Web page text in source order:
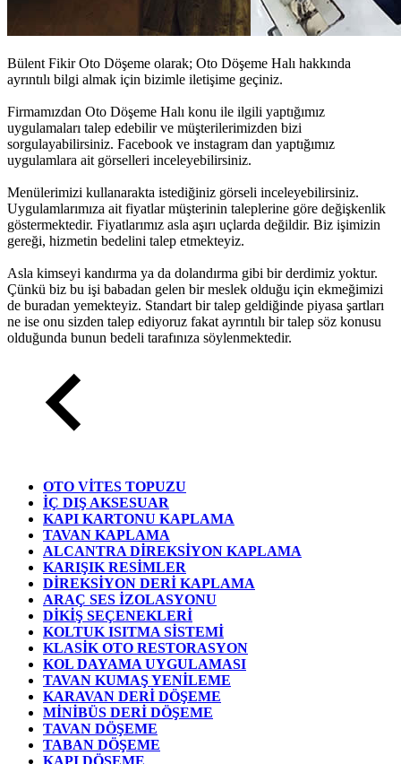
Bülent Fikir Oto Döşeme olarak; Oto Döşeme Halı hakkında
ayrıntılı bilgi almak için bizimle iletişime geçiniz.
Firmamızdan Oto Döşeme Halı konu ile ilgili yaptığımız
uygulamaları talep edebilir ve müşterilerimizden bizi
sorgulayabilirsiniz. Facebook ve instagram dan yaptığımız
uygulamlara ait görselleri inceleyebilirsiniz.
Menülerimizi kullanarakta istediğiniz görseli inceleyebilirsiniz.
Uygulamlarımıza ait fiyatlar müşterinin taleplerine göre değişkenlik
göstermektedir. Fiyatlarımız asla aşırı uçlarda değildir. Biz işimizin
gereği, hizmetin bedelini talep etmekteyiz.
Asla kimseyi kandırma ya da dolandırma gibi bir derdimiz yoktur.
Çünkü biz bu işi babadan gelen bir meslek olduğu için ekmeğimizi
de buradan yemekteyiz. Standart bir talep geldiğinde piyasa şartları
ne ise onu sizden talep ediyoruz fakat ayrıntılı bir talep söz konusu
olduğunda bunun bedeli tarafınıza söylenmektedir.
OTO VİTES TOPUZU
İÇ DIŞ AKSESUAR
KAPI KARTONU KAPLAMA
TAVAN KAPLAMA
ALCANTRA DİREKSİYON KAPLAMA
KARIŞIK RESİMLER
DİREKSİYON DERİ KAPLAMA
ARAÇ SES İZOLASYONU
DİKİŞ SEÇENEKLERİ
KOLTUK ISITMA SİSTEMİ
KLASİK OTO RESTORASYON
KOL DAYAMA UYGULAMASI
TAVAN KUMAŞ YENİLEME
KARAVAN DERİ DÖŞEME
MİNİBÜS DERİ DÖŞEME
TAVAN DÖŞEME
TABAN DÖŞEME
KAPI DÖŞEME